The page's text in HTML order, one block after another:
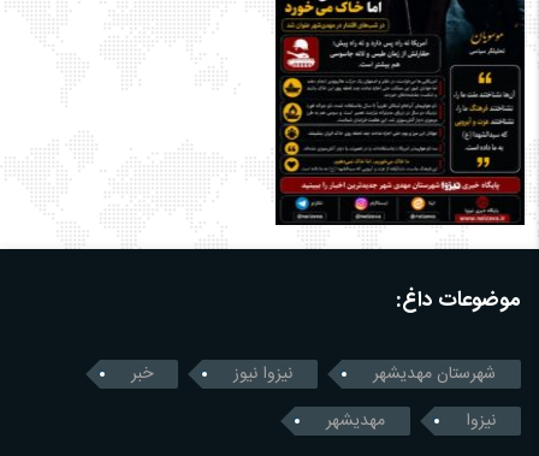
موضوعات داغ:
شهرستان مهدیشهر نیزوا نیوز
خبر
نیزوا
مهدیشهر